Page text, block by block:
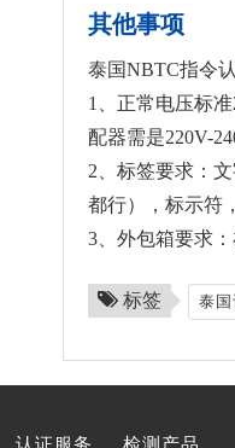
其他事项
泰国NBTC指令
1、正常电压标
配器需是220V-
2、标签要求：
都行），标示符
3、外包箱要求
标签 泰